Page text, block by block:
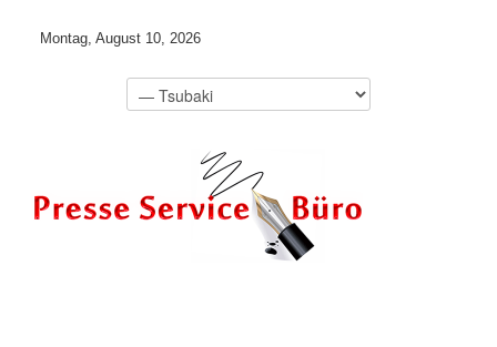
Montag, August 10, 2026